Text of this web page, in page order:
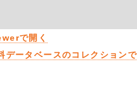
で開く
データベースのコレクション